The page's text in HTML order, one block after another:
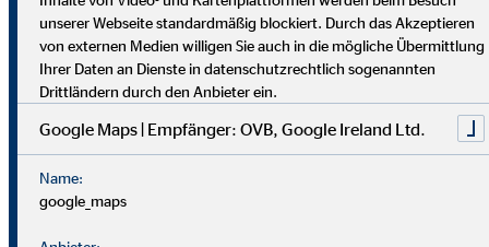
Wissen praktisch an. Nach einer Job-Pause kannst du flexibel
einsteigen, und Finanzprofis finden bei uns neue Chancen.
unserer Webseite standardmäßig blockiert. Durch das Akzeptieren
von externen Medien willigen Sie auch in die mögliche Übermittlung
Ihrer Daten an Dienste in datenschutzrechtlich sogenannten
Drittländern durch den Anbieter ein.
Google Maps | Empfänger: OVB, Google Ireland Ltd.
Name:
google_maps